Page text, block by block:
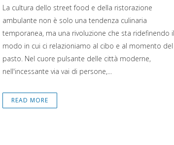
La cultura dello street food e della ristorazione
ambulante non è solo una tendenza culinaria
temporanea, ma una rivoluzione che sta ridefinendo il
modo in cui ci relazioniamo al cibo e al momento del
pasto. Nel cuore pulsante delle città moderne,
nell'incessante via vai di persone,...
READ MORE